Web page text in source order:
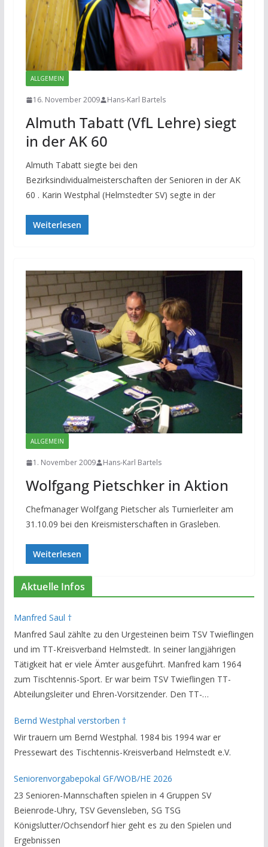
ALLGEMEIN
16. November 2009 Hans-Karl Bartels
Almuth Tabatt (VfL Lehre) siegt
in der AK 60
Almuth Tabatt siegte bei den
Bezirksindividualmeisterschaften der Senioren in der AK
60 . Karin Westphal (Helmstedter SV) segte in der
Weiterlesen
ALLGEMEIN
1. November 2009 Hans-Karl Bartels
Wolfgang Pietschker in Aktion
Chefmanager Wolfgang Pietscher als Turnierleiter am
31.10.09 bei den Kreismisterschaften in Grasleben.
Weiterlesen
Aktuelle Infos
Manfred Saul †
Manfred Saul zählte zu den Urgesteinen beim TSV Twieflingen
und im TT-Kreisverband Helmstedt. In seiner langjährigen
Tätigkeit hat er viele Ämter ausgeführt. Manfred kam 1964
zum Tischtennis-Sport. Er war beim TSV Twieflingen TT-
Abteilungsleiter und Ehren-Vorsitzender. Den TT-
Helmstedt unterstützte er als Staffelleiter. Zuletzt war er
Vorsitzender des Rechtsausschusses im Kreisverband. Im
stillen GedenkenH.-K. Bartels / Vorsitzender
Bernd Westphal verstorben †
Wir trauern um Bernd Westphal. 1984 bis 1994 war er
Pressewart des Tischtennis-Kreisverband Helmstedt e.V.
Seniorenvorgabepokal GF/WOB/HE 2026
23 Senioren-Mannschaften spielen in 4 Gruppen SV
Beienrode-Uhry, TSV Gevensleben, SG TSG
Königslutter/Ochsendorf hier geht es zu den Spielen und
Ergebnissen